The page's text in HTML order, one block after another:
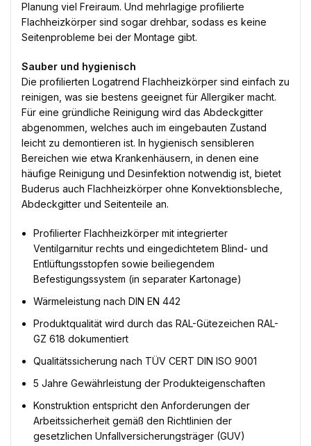
Planung viel Freiraum. Und mehrlagige profilierte
Flachheizkörper sind sogar drehbar, sodass es keine
Seitenprobleme bei der Montage gibt.
Sauber und hygienisch
Die profilierten Logatrend Flachheizkörper sind einfach zu
reinigen, was sie bestens geeignet für Allergiker macht.
Für eine gründliche Reinigung wird das Abdeckgitter
abgenommen, welches auch im eingebauten Zustand
leicht zu demontieren ist. In hygienisch sensibleren
Bereichen wie etwa Krankenhäusern, in denen eine
häufige Reinigung und Desinfektion notwendig ist, bietet
Buderus auch Flachheizkörper ohne Konvektionsbleche,
Abdeckgitter und Seitenteile an.
Profilierter Flachheizkörper mit integrierter
Ventilgarnitur rechts und eingedichtetem Blind- und
Entlüftungsstopfen sowie beiliegendem
Befestigungssystem (in separater Kartonage)
Wärmeleistung nach DIN EN 442
Produktqualität wird durch das RAL-Gütezeichen RAL-
GZ 618 dokumentiert
Qualitätssicherung nach TÜV CERT DIN ISO 9001
5 Jahre Gewährleistung der Produkteigenschaften
Konstruktion entspricht den Anforderungen der
Arbeitssicherheit gemäß den Richtlinien der
gesetzlichen Unfallversicherungsträger (GUV)